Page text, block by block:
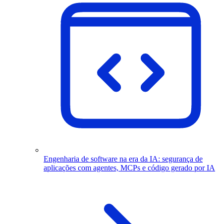
Engenharia de software na era da IA: segurança de
aplicações com agentes, MCPs e código gerado por IA